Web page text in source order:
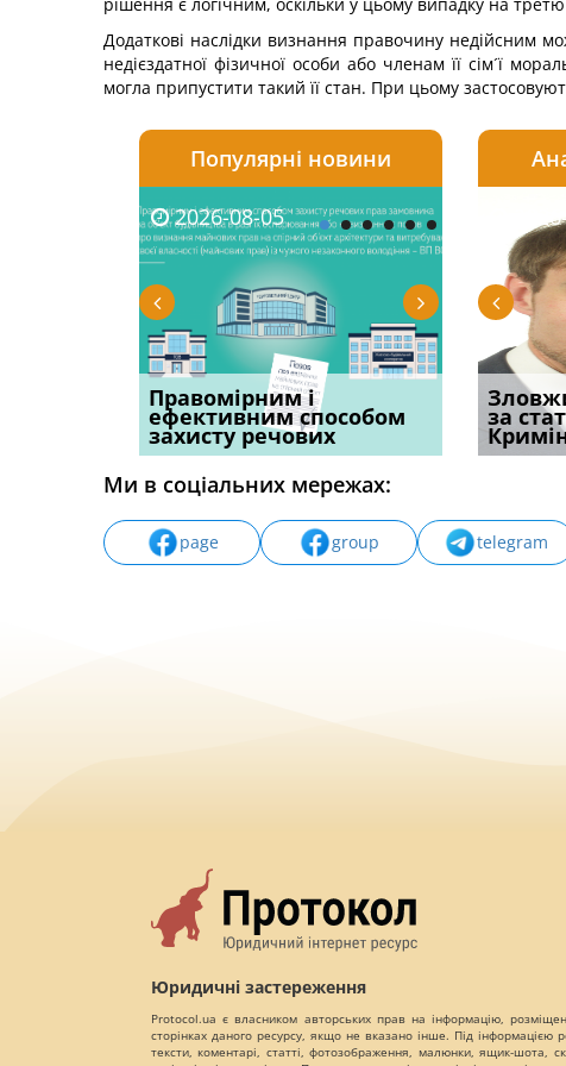
Додаткові наслідки визнання правочину недійсним
недієздатної фізичної особи або членам її сім´ї
могла припустити такий її стан. При цьому
Популярні новини
2026-08-05
Правомірним і
ефективним способом
захисту речових
2026-
Суд
частини
2026-08-03
Водії можуть отримати
компенсацію за
незаконні дії
за
Ми в соціальних мережах:
page group telegram
Юридичні застереження
Protocol.ua є власником авторських прав на інформацію,
сторінках даного ресурсу, якщо не вказано інше. Під інформацією
тексти, коментарі, статті, фотозображення, малюнки, ящик-шота,